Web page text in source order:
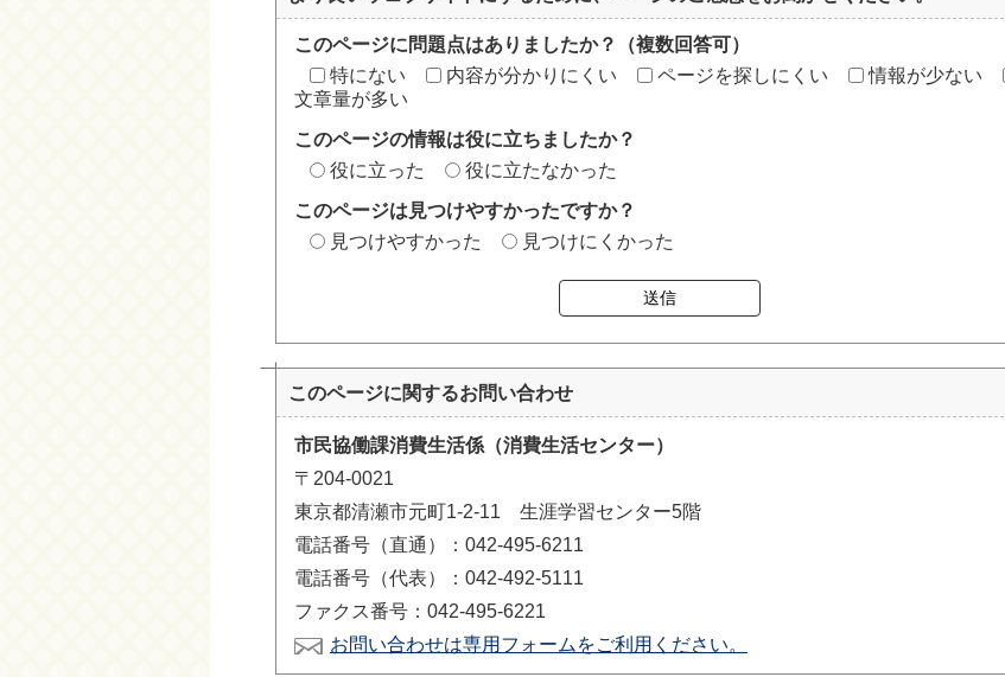
このページに問題点はありましたか？（複数回答可）
特にない
内容が分かりにくい ページを探しにくい
情報が少ない
文章量が多い
このページの情報は役に立ちましたか？
役に立った
役に立たなかった
このページは見つけやすかったですか？
見つけやすかった
見つけにくかった
送信
このページに関するお問い合わせ
市民協働課消費生活係（消費生活センター）
〒204-0021
東京都清瀬市元町1-2-11 生涯学習センター5階
電話番号（直通）：042-495-6211
電話番号（代表）：042-492-5111
ファクス番号：042-495-6221
お問い合わせは専用フォームをご利用ください。